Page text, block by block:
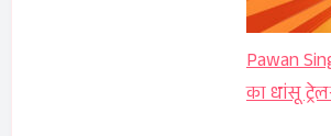
Pawan
का धांसू